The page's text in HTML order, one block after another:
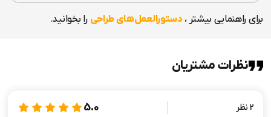
برای راهنمایی بیشتر ، دستورالعمل‌های طراحی را بخوانید.
نظرات مشتریان
2 نظر 5.0